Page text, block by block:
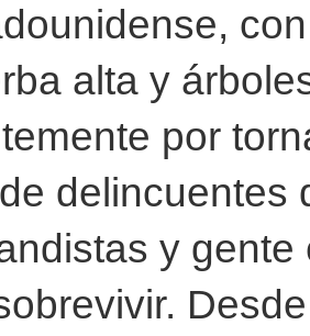
alta y
por
delincuentes
y